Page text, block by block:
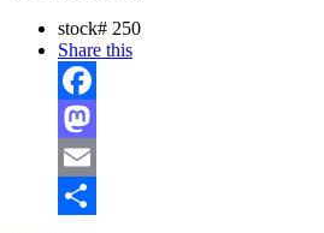
stock# 250
Share this
Facebook
Mastodon
Email